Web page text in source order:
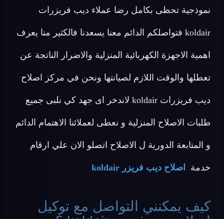
نموذجية تحظى بكامل رضا عملاء ديب فريزرات
koldair فتواصلكم الدائم معنا يسعدنا فالكثير منا يعرف
اهمية الاجهزة الكهربائية المنزلية والاضرار الناتجة عن
تعطلها والوقت اللازم لصيانتها ونحن في مركز اصلاح
ديب فريزرات koldair لاندخر اى جهد كي نلبى جميع
طلبات الاصلاح المنزلية و نعطى لعملائنا الاهتمام الدائم
و المتابعة الدورية ل الاصلاح اتصلو الان علي ارقام
خدمة اصلاح ديب فريزر koldair
كيف يمكنني التواصل مع توكيل